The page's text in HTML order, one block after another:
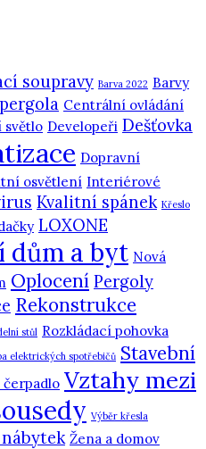
soupravy Barva 2022 Barvy
Centrální ovládání
světlo Developeři Dešťovka
Dopravní
osvětlení Interiérové
Kvalitní spánek Křeslo
LOXONE
dům a byt Nová
Oplocení Pergoly
Rekonstrukce
stůl Rozkládací pohovka
elektrických spotřebičů Stavební
čerpadlo Vztahy mezi
Výběr křesla
Žena a domov